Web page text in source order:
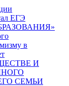
ЕГЭ
в
И
СЕМЬИ